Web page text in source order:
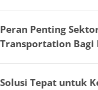
Peran Penting
Transportation Bagi
Solusi Tepat untuk